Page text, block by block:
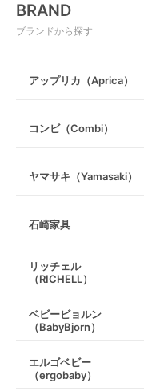
授乳グッズ・ママ用品
BRAND
ブランドから探す
アップリカ（Aprica）
コンビ（Combi）
ヤマサキ（Yamasaki）
石崎家具
リッチェル
（RICHELL）
ベビービョルン
（BabyBjorn）
エルゴベビー
（ergobaby）